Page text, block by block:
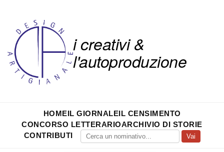
i creativi &
l'autoproduzione
HOMEIL GIORNALEIL CENSIMENTO
CONCORSO LETTERARIOARCHIVIO DI STORIE
CONTRIBUTI
Vai